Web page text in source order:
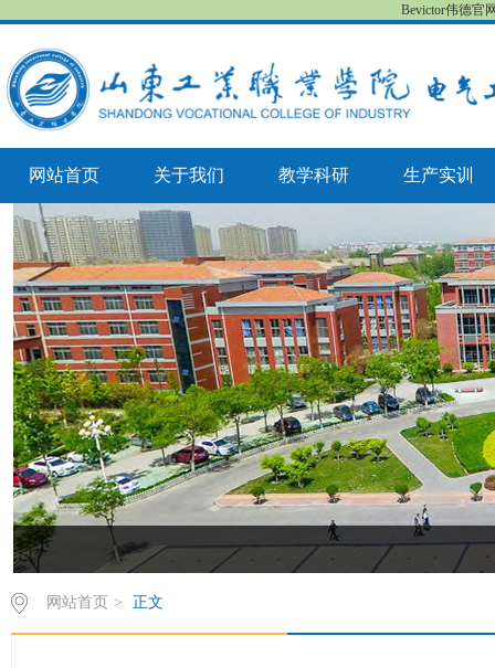
Bevictor伟德官
网站首页 关于我们 教学科研 生产实训
网站首页 > 正文